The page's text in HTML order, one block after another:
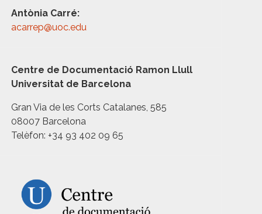
Antònia Carré:
acarrep@uoc.edu
Centre de Documentació Ramon Llull
Universitat de Barcelona
Gran Via de les Corts Catalanes, 585
08007 Barcelona
Telèfon: +34 93 402 09 65